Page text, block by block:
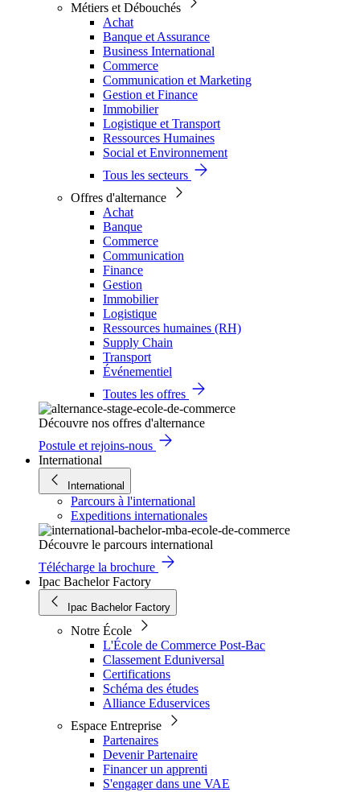
Métiers et Débouchés
Achat
Banque et Assurance
Business International
Commerce
Communication et Marketing
Gestion et Finance
Immobilier
Logistique et Transport
Ressources Humaines
Social et Environnement
Tous les secteurs
Offres d'alternance
Achat
Banque
Commerce
Communication
Finance
Gestion
Immobilier
Logistique
Ressources humaines (RH)
Supply Chain
Transport
Événementiel
Toutes les offres
Découvre nos offres d'alternance
Postule et rejoins-nous
International
International
Parcours à l'international
Expeditions internationales
Découvre le parcours international
Télécharge la brochure
Ipac Bachelor Factory
Ipac Bachelor Factory
Notre École
L'École de Commerce Post-Bac
Classement Eduniversal
Certifications
Schéma des études
Alliance Eduservices
Espace Entreprise
Partenaires
Devenir Partenaire
Financer un apprenti
S'engager dans une VAE